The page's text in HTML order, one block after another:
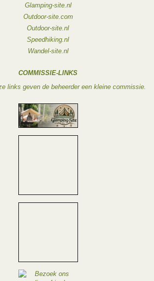
Glamping-site.nl
Outdoor-site.com
Outdoor-site.nl
Speedhiking.nl
Wandel-site.nl
COMMISSIE-LINKS
links geven de beheerder een kleine commissie.